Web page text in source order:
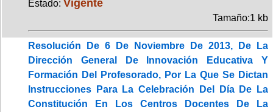
Estado: Vigente
Tamaño:1 kb
Resolución De 6 De Noviembre De 2013, De La
Dirección General De Innovación Educativa Y
Formación Del Profesorado, Por La Que Se Dictan
Instrucciones Para La Celebración Del Día De La
Constitución En Los Centros Docentes De La